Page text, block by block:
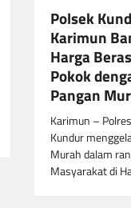
Polsek
Karimun
Harga
Pokok
Pangan
Karimun –
Kundur
Murah dalam
Masyarakat di